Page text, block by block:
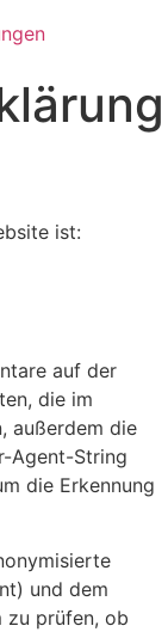
ist:
auf der
die im
außerdem die
Agent-String
die Erkennung
und dem
zu prüfen, ob